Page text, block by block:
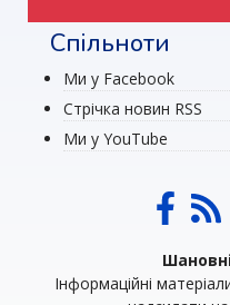
Спільноти
Ми у Facebook
Стрічка новин RSS
Ми у YouTube
Інформаційні